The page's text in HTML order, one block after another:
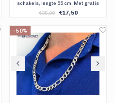
schakels, lengte 55 cm. Met gratis
bewaar/geschenkverpakking en
€35,00 €17,50
-50%